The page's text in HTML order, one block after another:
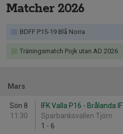
Matcher 2026
BDFF P15-19 Blå Norra
Träningsmatch Pojk utan AD 2026
Mars
Sön 8
11:30
IFK Valla P16 - Brålanda IF
Sparbanksvallen Tjörn
1 - 6